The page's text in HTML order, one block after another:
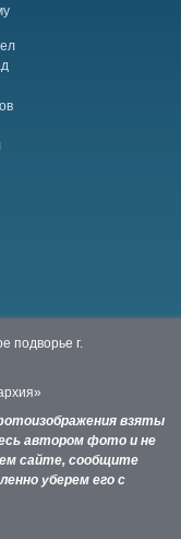
подворье г.
взяты
автором фото и не
сайте, сообщите
уберем его с